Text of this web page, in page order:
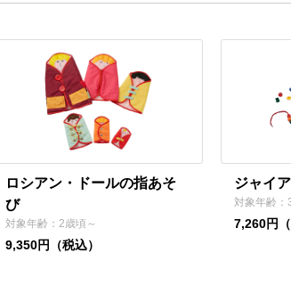
ロシアン・ドールの指あそ
び
対象年齢：2歳頃～
9,350円（税込）
ジャイ
対象年齢：
7,260円（